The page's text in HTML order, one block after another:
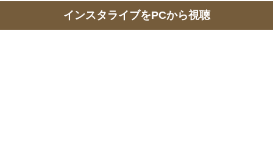
インスタライブをPCから視聴